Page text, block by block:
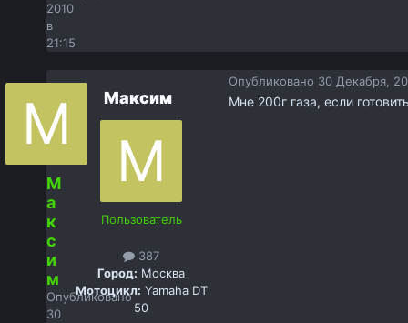
2010
в
21:15
М
а
к
с
и
м
Опубликовано
30
Максим
Пользователь
387
Город: Москва
Мотоцикл: Yamaha DT
50
Опубликовано 30 Декабря,
Мне 200г газа, если